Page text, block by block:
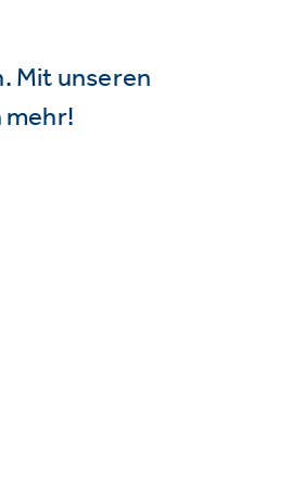
Mit unseren
mehr!